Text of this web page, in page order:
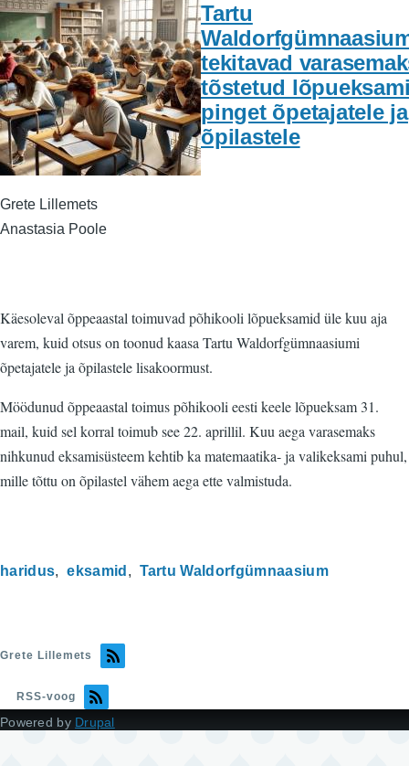
Tartu
tekitavad
tõstetud
pinget õpetajatele ja
õpilastele
Grete Lillemets
Anastasia Poole
Käesoleval õppeaastal toimuvad põhikooli lõpueksamid üle kuu aja
varem, kuid otsus on toonud kaasa Tartu Waldorfgümnaasiumi
õpetajatele ja õpilastele lisakoormust.
Möödunud õppeaastal toimus põhikooli eesti keele lõpueksam 31.
mail, kuid sel korral toimub see 22. aprillil. Kuu aega varasemaks
nihkunud eksamisüsteem kehtib ka matemaatika- ja valikeksami puhul,
mille tõttu on õpilastel vähem aega ette valmistuda.
haridus eksamid Tartu Waldorfgümnaasium
Grete Lillemets
RSS-voog
Powered by Drupal